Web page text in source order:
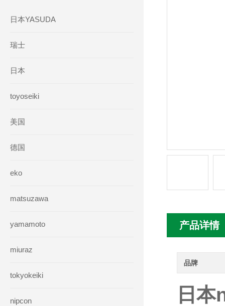
日本YASUDA
瑞士
日本
toyoseiki
美国
德国
eko
matsuzawa
yamamoto
miuraz
tokyokeiki
nipcon
产品详情
品牌
日